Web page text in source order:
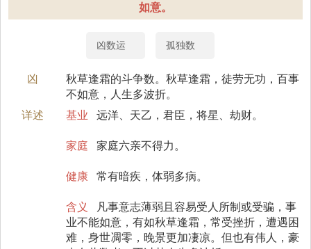
如意。
凶数运 孤独数
凶
秋草逢霜的斗争数。秋草逢霜，徒劳无功，百事
不如意，人生多波折。
详述
基业 远洋、天乙，君臣，将星、劫财。
家庭 家庭六亲不得力。
健康 常有暗疾，体弱多病。
含义
凡事意志薄弱且容易受人所制或受骗，事
业不能如意，有如秋草逢霜，常受挫折，遭遇困
难，身世凋零，晚景更加凄凉。但也有伟人，豪